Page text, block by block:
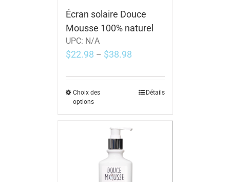
Écran solaire Douce
Mousse 100% naturel
UPC: N/A
$22.98 – $38.98
Choix des
options
Détails